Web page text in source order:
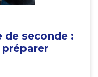
de seconde :